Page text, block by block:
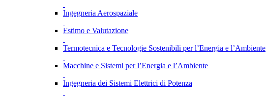
Ingegneria Aerospaziale
Estimo e Valutazione
Termotecnica e Tecnologie Sostenibili per l’Energia e l’Ambiente
Macchine e Sistemi per l’Energia e l’Ambiente
Ingegneria dei Sistemi Elettrici di Potenza